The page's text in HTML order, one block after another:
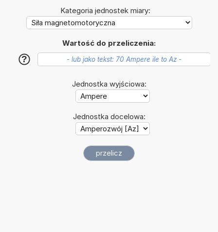
Kategoria jednostek miary:
Wartość do przeliczenia:
?
Jednostka wyjściowa:
Jednostka docelowa: